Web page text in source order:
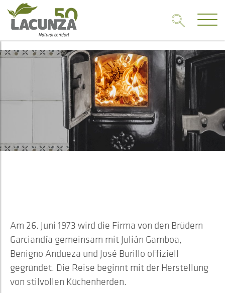
Am 26. Juni 1973 wird die Firma von den Brüdern
Garciandía gemeinsam mit Julián Gamboa,
Benigno Andueza und José Burillo offiziell
gegründet. Die Reise beginnt mit der Herstellung
von stilvollen Küchenherden.